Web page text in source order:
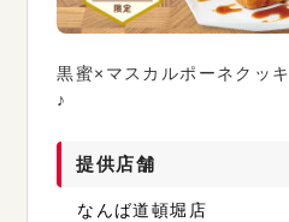
黒蜜×マスカルポーネクッ
♪
提供店舗
なんば道頓堀店